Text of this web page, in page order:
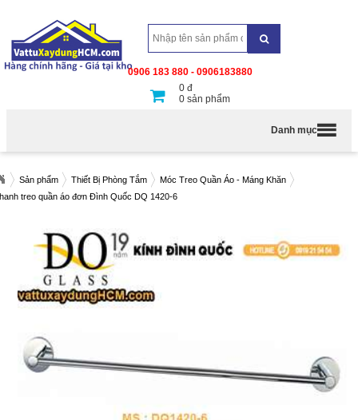
0906 183 880 - 0906183880
0 đ
0 sản phẩm
Danh mục
Sản phẩm Thiết Bị Phòng Tắm
Móc Treo Quần Áo - Máng Khăn
treo quần áo đơn Đình Quốc DQ 1420-6